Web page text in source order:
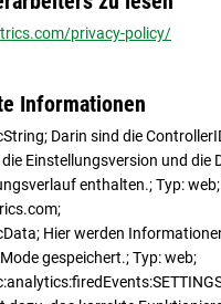
privacy-policy/
Informationen
Darin sind die
Einstellungsversion und die
enthalten.; Typ:
Hier werden
gespeichert.; Typ: web;